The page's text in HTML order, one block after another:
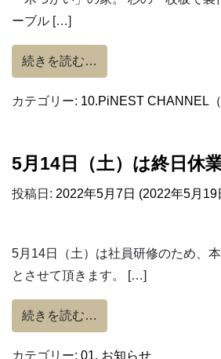
ーブル […]
続きを読む…
カテゴリー: 10.PiNEST CHANNEL（
5月14日（土）は終日休
投稿日: 2022年5月7日 (2022年5月19
5月14日（土）は社員研修のため、
とさせて頂きます。 […]
続きを読む…
カテゴリー: 01. お知らせ